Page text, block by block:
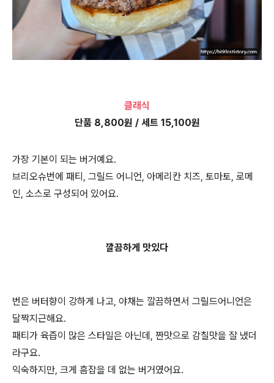
클래식
단품 8,800원 / 세트 15,100원
가장 기본이 되는 버거예요.
브리오슈번에 패티, 그릴드 어니언, 아메리칸 치즈, 토마토, 로메
인, 소스로 구성되어 있어요.
깔끔하게 맛있다
번은 버터향이 강하게 나고, 야채는 깔끔하면서 그릴드어니언은
달짝지근해요.
패티가 육즙이 많은 스타일은 아닌데, 짠맛으로 감칠맛을 잘 냈더
라구요.
익숙하지만, 크게 흠잡을 데 없는 버거였어요.